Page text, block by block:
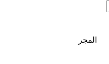
المجر